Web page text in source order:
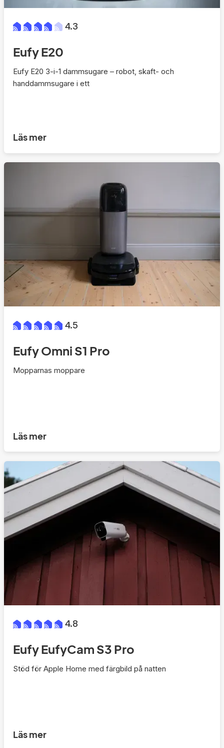
4.3
Eufy E20
Eufy E20 3-i-1 dammsugare – robot, skaft- och
handdammsugare i ett
Läs mer
4.5
Eufy Omni S1 Pro
Mopparnas moppare
Läs mer
4.8
Eufy EufyCam S3 Pro
Stöd för Apple Home med färgbild på natten
Läs mer